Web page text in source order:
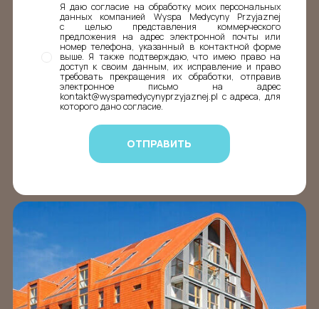
Я даю согласие на обработку моих персональных
данных компанией Wyspa Medycyny Przyjaznej
с целью представления коммерческого
предложения на адрес электронной почты или
номер телефона, указанный в контактной форме
выше. Я также подтверждаю, что имею право на
доступ к своим данным, их исправление и право
требовать прекращения их обработки, отправив
электронное письмо на адрес
kontakt@wyspamedycynyprzyjaznej.pl с адреса, для
которого дано согласие.